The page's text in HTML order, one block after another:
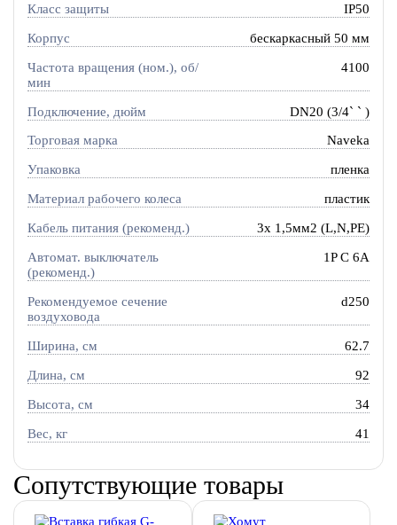
Класс защиты IP50
Корпус бескаркасный 50 мм
Частота вращения (ном.), об/
мин
4100
Подключение, дюйм DN20 (3/4` ` )
Торговая марка Naveka
Упаковка пленка
Материал рабочего колеса пластик
Кабель питания (рекоменд.) 3х 1,5мм2 (L,N,PE)
Автомат. выключатель
(рекоменд.)
1P C 6A
Рекомендуемое сечение
воздуховода
d250
Ширина, см 62.7
Длина, см 92
Высота, см 34
Вес, кг 41
Сопутствующие товары